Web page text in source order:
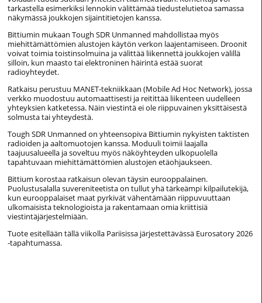
tarkastella esimerkiksi lennokin välittämää tiedustelutietoa samassa
näkymässä joukkojen sijaintitietojen kanssa.
Bittiumin mukaan Tough SDR Unmanned mahdollistaa myös
miehittämättömien alustojen käytön verkon laajentamiseen. Droonit
voivat toimia toistinsolmuina ja välittää liikennettä joukkojen välillä
silloin, kun maasto tai elektroninen häirintä estää suorat
radioyhteydet.
Ratkaisu perustuu MANET-tekniikkaan (Mobile Ad Hoc Network), jossa
verkko muodostuu automaattisesti ja reitittää liikenteen uudelleen
yhteyksien katketessa. Näin viestintä ei ole riippuvainen yksittäisestä
solmusta tai yhteydestä.
Tough SDR Unmanned on yhteensopiva Bittiumin nykyisten taktisten
radioiden ja aaltomuotojen kanssa. Moduuli toimii laajalla
taajuusalueella ja soveltuu myös näköyhteyden ulkopuolella
tapahtuvaan miehittämättömien alustojen etäohjaukseen.
Bittium korostaa ratkaisun olevan täysin eurooppalainen.
Puolustusalalla suvereniteetista on tullut yhä tärkeämpi kilpailutekijä,
kun eurooppalaiset maat pyrkivät vähentämään riippuvuuttaan
ulkomaisista teknologioista ja rakentamaan omia kriittisiä
viestintäjärjestelmiään.
Tuote esitellään tällä viikolla Pariisissa järjestettävässä Eurosatory 2026
-tapahtumassa.